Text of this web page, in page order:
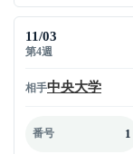
11/03
第4週
相手中央大学
番号 1